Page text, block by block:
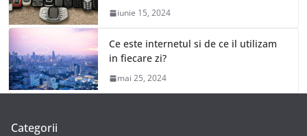
iunie 15, 2024
Ce este internetul si de ce il utilizam
in fiecare zi?
mai 25, 2024
Categorii